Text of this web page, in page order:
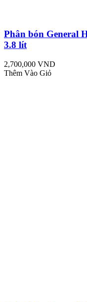
Phân bón General
3.8 lít
2,700,000 VND
Thêm Vào Giỏ